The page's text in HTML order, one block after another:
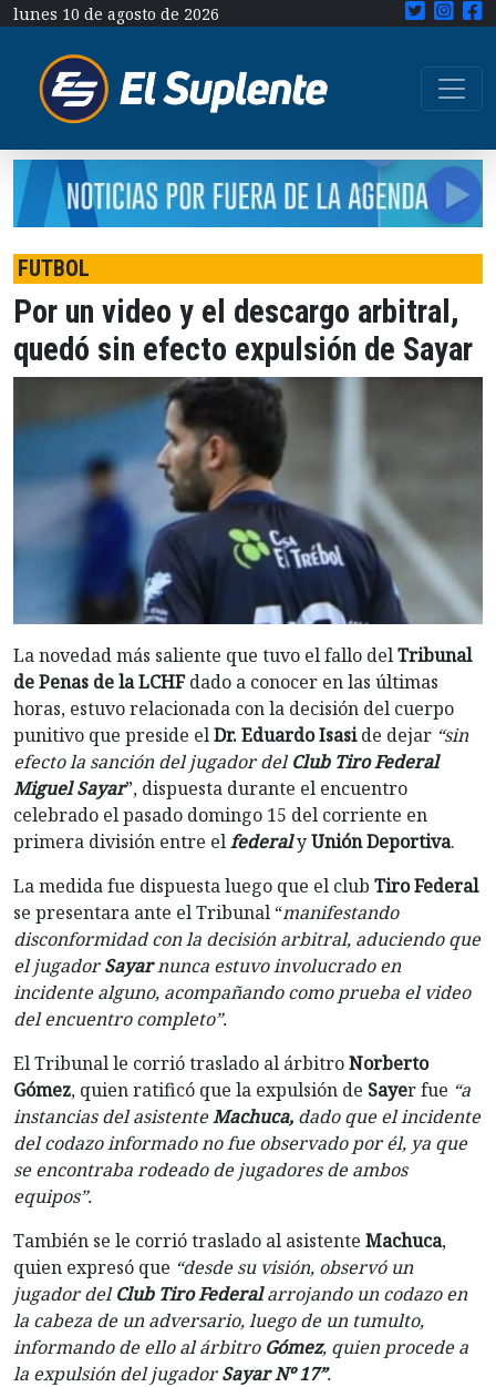
lunes 10 de agosto de 2026
FUTBOL
Por un video y el descargo arbitral,
quedó sin efecto expulsión de Sayar
La novedad más saliente que tuvo el fallo delTribunal
de Penas de la LCHFdado a conocer en las últimas
horas, estuvo relacionada con la decisión del cuerpo
punitivo que preside elDr. Eduardo Isaside dejar “sin
efecto la sanción del jugador delClub Tiro Federal
Miguel Sayar”, dispuesta durante el encuentro
celebrado el pasado domingo 15 del corriente en
primera división entre elfederalyUnión Deportiva.
La medida fue dispuesta luego que el club Tiro Federal
se presentara ante el Tribunal “manifestando
disconformidad con la decisión arbitral, aduciendo que
el jugadorSayarnunca estuvo involucrado en
incidente alguno, acompañando como prueba el video
del encuentro completo”.
El Tribunal le corrió traslado al árbitroNorberto
Gómez, quien ratificó que la expulsión de Sayer fue “a
instancias del asistenteMachuca, dado que el incidente
del codazo informado no fue observado por él, ya que
se encontraba rodeado de jugadores de ambos
equipos”.
También se le corrió traslado al asistente Machuca,
quien expresó que “desde su visión, observó un
jugador delClub Tiro Federalarrojando un codazo en
la cabeza de un adversario, luego de un tumulto,
informando de ello al árbitroGómez, quien procede a
la expulsión del jugadorSayar Nº 17”.